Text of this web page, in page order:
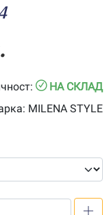
НА СКЛАД
MILENA STYLE